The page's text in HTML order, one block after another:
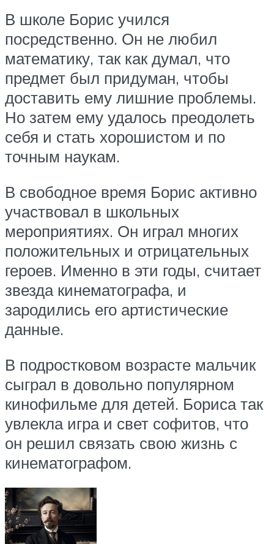
В школе Борис учился
посредственно. Он не любил
математику, так как думал, что
предмет был придуман, чтобы
доставить ему лишние проблемы.
Но затем ему удалось преодолеть
себя и стать хорошистом и по
точным наукам.
В свободное время Борис активно
участвовал в школьных
мероприятиях. Он играл многих
положительных и отрицательных
героев. Именно в эти годы, считает
звезда кинематографа, и
зародились его артистические
данные.
В подростковом возрасте мальчик
сыграл в довольно популярном
кинофильме для детей. Бориса так
увлекла игра и свет софитов, что
он решил связать свою жизнь с
кинематографом.